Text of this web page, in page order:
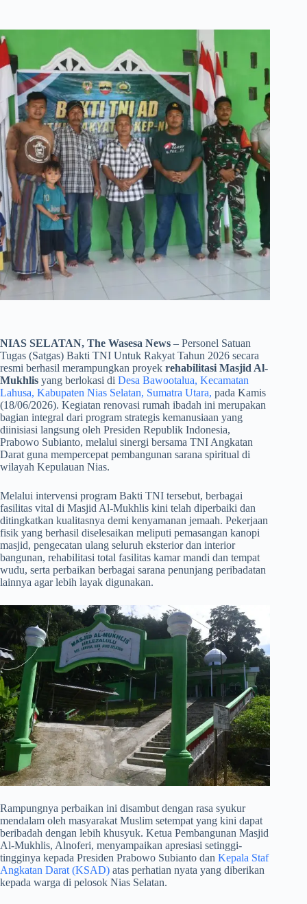
NIAS SELATAN, The Wasesa News – Personel Satuan
Tugas (Satgas) Bakti TNI Untuk Rakyat Tahun 2026 secara
resmi berhasil merampungkan proyek rehabilitasi Masjid Al-
Mukhlis yang berlokasi di Desa Bawootalua, Kecamatan
Lahusa, Kabupaten Nias Selatan, Sumatra Utara, pada Kamis
(18/06/2026). Kegiatan renovasi rumah ibadah ini merupakan
bagian integral dari program strategis kemanusiaan yang
diinisiasi langsung oleh Presiden Republik Indonesia,
Prabowo Subianto, melalui sinergi bersama TNI Angkatan
Darat guna mempercepat pembangunan sarana spiritual di
wilayah Kepulauan Nias.
​Melalui intervensi program Bakti TNI tersebut, berbagai
fasilitas vital di Masjid Al-Mukhlis kini telah diperbaiki dan
ditingkatkan kualitasnya demi kenyamanan jemaah. Pekerjaan
fisik yang berhasil diselesaikan meliputi pemasangan kanopi
masjid, pengecatan ulang seluruh eksterior dan interior
bangunan, rehabilitasi total fasilitas kamar mandi dan tempat
wudu, serta perbaikan berbagai sarana penunjang peribadatan
lainnya agar lebih layak digunakan.
​Rampungnya perbaikan ini disambut dengan rasa syukur
mendalam oleh masyarakat Muslim setempat yang kini dapat
beribadah dengan lebih khusyuk. Ketua Pembangunan Masjid
Al-Mukhlis, Alnoferi, menyampaikan apresiasi setinggi-
tingginya kepada Presiden Prabowo Subianto dan Kepala Staf
Angkatan Darat (KSAD) atas perhatian nyata yang diberikan
kepada warga di pelosok Nias Selatan.